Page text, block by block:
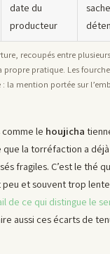
recoupés entre
pratique. Les
: la mention portée sur
date du
producteur
le houjicha
la torréfaction a
fragiles. C’est le thé
peu et souvent trop
de ce qui distingue le
aussi ces écarts de